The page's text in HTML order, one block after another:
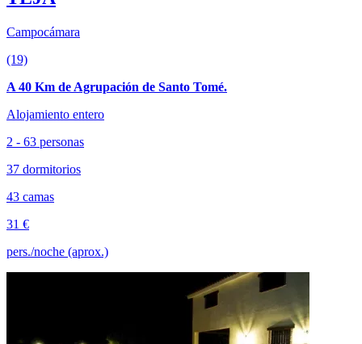
Campocámara
(19)
A 40 Km de Agrupación de Santo Tomé.
Alojamiento entero
2 - 63 personas
37 dormitorios
43 camas
31 €
pers./noche (aprox.)